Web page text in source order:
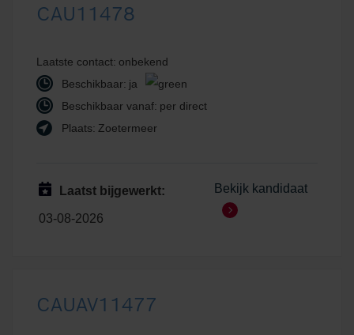
CAU11478
Laatste contact: onbekend
Beschikbaar: ja
Beschikbaar vanaf: per direct
Plaats: Zoetermeer
Laatst bijgewerkt:
03-08-2026
Bekijk kandidaat
CAUAV11477